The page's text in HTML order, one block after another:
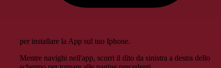
per installare la App sul tuo Iphone.
Mentre navighi nell'app, scorri il dito da sinistra a destra dello